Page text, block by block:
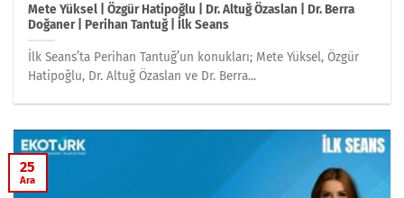
Mete Yüksel | Özgür Hatipoğlu | Dr. Altuğ Özaslan | Dr. Berra
Doğaner | Perihan Tantuğ | İlk Seans
İlk Seans’ta Perihan Tantuğ’un konukları; Mete Yüksel, Özgür
Hatipoğlu, Dr. Altuğ Özaslan ve Dr. Berra...
25
Ara